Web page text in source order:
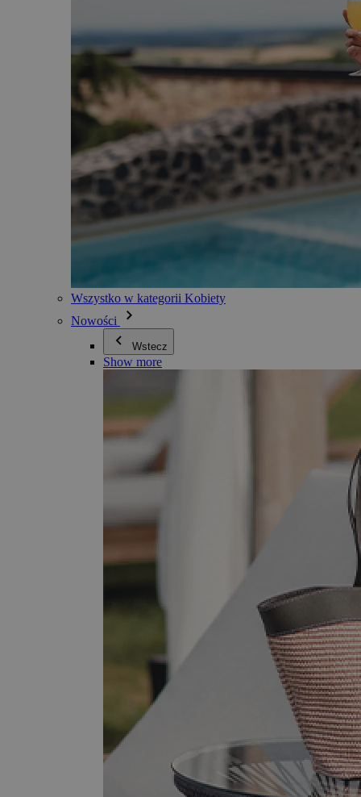
Wszystko w kategorii Kobiety
Nowości
Wstecz
Show more